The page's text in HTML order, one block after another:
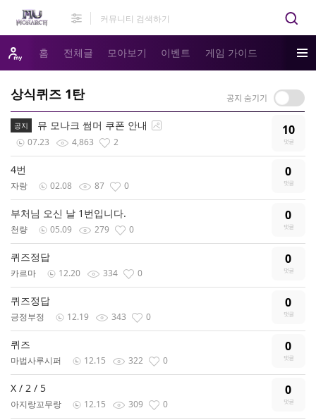
홈 전체글 모아보기 이벤트 게임 가이드
상식퀴즈 1탄
공지 뮤 모나크 썸머 쿠폰 안내 10
07.23 4,863 2
4번 0
자랑 02.08 87 0
부처님 오신 날 1번입니다. 0
천량 05.09 279 0
퀴즈정답 0
카르마 12.20 334 0
퀴즈정답 0
긍정부정 12.19 343 0
퀴즈 0
마법사루시퍼 12.15 322 0
X / 2 / 5 0
아지랑꼬무랑 12.15 309 0